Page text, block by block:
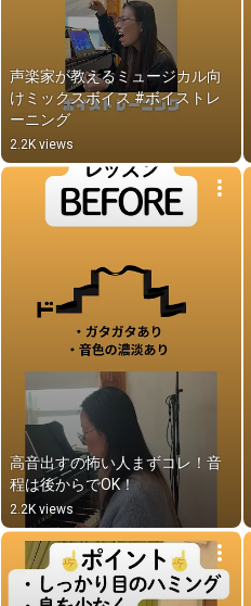
声楽家が教えるミュージカル向
けミックスボイス #ボイストレ
ーニング
2.2K views
高音出すの怖い人まずコレ！音
程は後からでOK！
2.2K views